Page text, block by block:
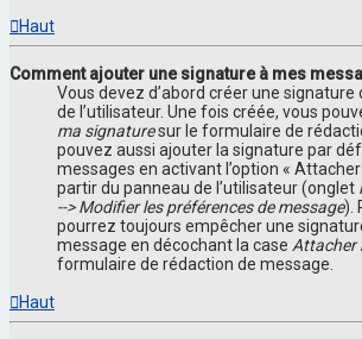
Haut
Comment ajouter une signature à mes
Vous devez d’abord créer une
de l’utilisateur. Une fois créée, vous
ma signaturesur le formulaire de
pouvez aussi ajouter la signature par
messages en activant l’option «
partir du panneau de l’utilisateur (onglet
--> Modifier les préférences de message).
pourrez toujours empêcher une
message en décochant la case Attacher
formulaire de rédaction de message.
Haut